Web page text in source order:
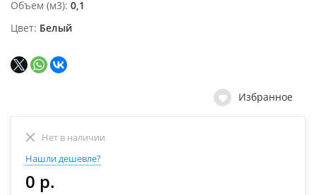
Объем (м3) 0,1
Цвет Белый
Избранное
Нет в наличии
Нашли дешевле?
0 р.